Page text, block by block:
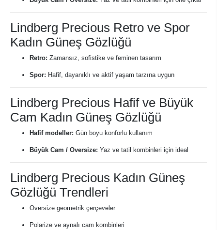
Lindberg Precious Retro ve Spor
Kadın Güneş Gözlüğü
Retro: Zamansız, sofistike ve feminen tasarım
Spor: Hafif, dayanıklı ve aktif yaşam tarzına uygun
Lindberg Precious Hafif ve Büyük
Cam Kadın Güneş Gözlüğü
Hafif modeller: Gün boyu konforlu kullanım
Büyük Cam / Oversize: Yaz ve tatil kombinleri için ideal
Lindberg Precious Kadın Güneş
Gözlüğü Trendleri
Oversize geometrik çerçeveler
Polarize ve aynalı cam kombinleri